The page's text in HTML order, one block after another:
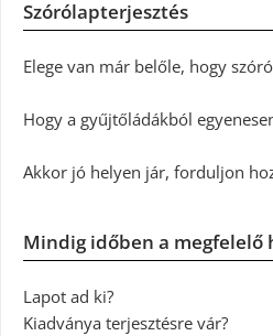
Szórólapterjesztés
Elege van már belőle, hogy
Hogy a gyűjtőládákból
Akkor jó helyen jár, forduljon
Mindig időben a megfelelő
Lapot ad ki?
Kiadványa terjesztésre vár?